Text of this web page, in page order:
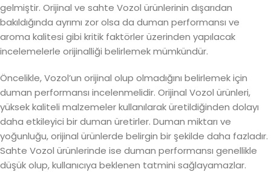
gelmiştir. Orijinal ve sahte Vozol ürünlerinin dışarıdan
bakıldığında ayrımı zor olsa da duman performansı ve
aroma kalitesi gibi kritik faktörler üzerinden yapılacak
incelemelerle orijinalliği belirlemek mümkündür.
Öncelikle, Vozol’un orijinal olup olmadığını belirlemek için
duman performansı incelenmelidir. Orijinal Vozol ürünleri,
yüksek kaliteli malzemeler kullanılarak üretildiğinden dolayı
daha etkileyici bir duman üretirler. Duman miktarı ve
yoğunluğu, orijinal ürünlerde belirgin bir şekilde daha fazladır.
Sahte Vozol ürünlerinde ise duman performansı genellikle
düşük olup, kullanıcıya beklenen tatmini sağlayamazlar.